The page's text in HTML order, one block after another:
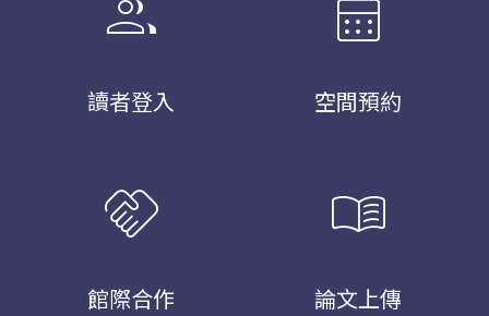
group
讀者登入
calendar_month
空間預約
handshake
館際合作
menu_book
論文上傳